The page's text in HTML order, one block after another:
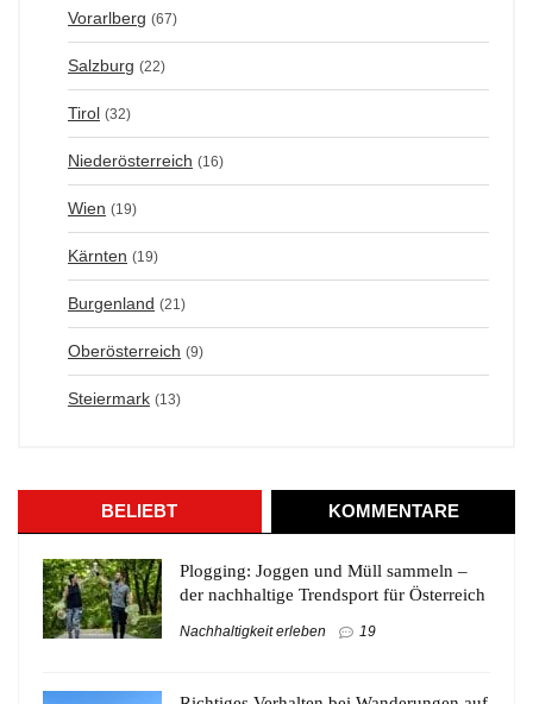
Vorarlberg (67)
Salzburg (22)
Tirol (32)
Niederösterreich (16)
Wien (19)
Kärnten (19)
Burgenland (21)
Oberösterreich (9)
Steiermark (13)
BELIEBT KOMMENTARE
Plogging: Joggen und Müll sammeln –
der nachhaltige Trendsport für Österreich
Nachhaltigkeit erleben 19